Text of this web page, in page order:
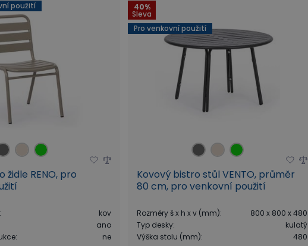
použití
židle RENO, pro
:
kov
ano
: ne
40%
Sleva
Pro venkovní použití
Kovový bistro stůl VENTO, průměr
80 cm, pro venkovní použití
Rozměry š x h x v (mm):
800 x 800 x 480
Typ desky:
kulatý
Výška stolu (mm): 480